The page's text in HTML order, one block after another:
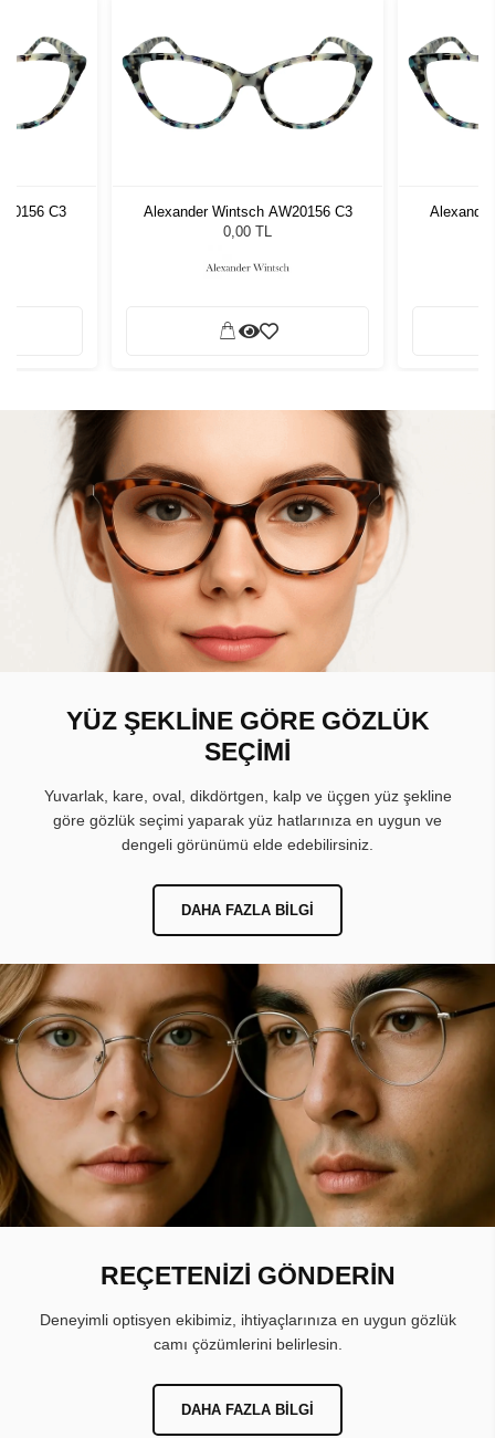
C3
Alexander Wintsch AW20156 C3
0,00 TL
YÜZ ŞEKLİNE GÖRE GÖZLÜK
SEÇİMİ
Yuvarlak, kare, oval, dikdörtgen, kalp ve üçgen yüz şekline
göre gözlük seçimi yaparak yüz hatlarınıza en uygun ve
dengeli görünümü elde edebilirsiniz.
DAHA FAZLA BILGI
REÇETENİZİ GÖNDERİN
Deneyimli optisyen ekibimiz, ihtiyaçlarınıza en uygun gözlük
camı çözümlerini belirlesin.
DAHA FAZLA BILGI